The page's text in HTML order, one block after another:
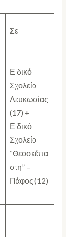
Σε
Ειδικό
Σχολείο
Λευκωσίας
(17) +
Ειδικό
Σχολείο
“Θεοσκέπα
στη” –
Πάφος (12)